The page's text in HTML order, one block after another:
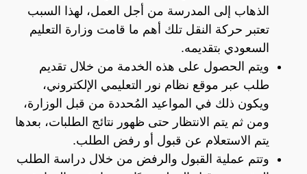
الذهاب إلى المدرسة من أجل العمل، لهذا السبب
تعتبر حركة النقل تلك أهم ما قامت وزارة التعليم
السعودي بتقديمه.
ويتم الحصول على هذه الخدمة من خلال تقديم
طلب عبر موقع نظام نور التعليمي الإلكتروني،
ويكون ذلك في المواعيد المُحددة من قبل الوزارة،
ومن ثم يتم الانتظار حتى ظهور نتائج الطلبات، بعدها
يتم الاستعلام عن قبول أو رفض الطلب.
وتتم عملية القبول والرفض من خلال دراسة الطلب